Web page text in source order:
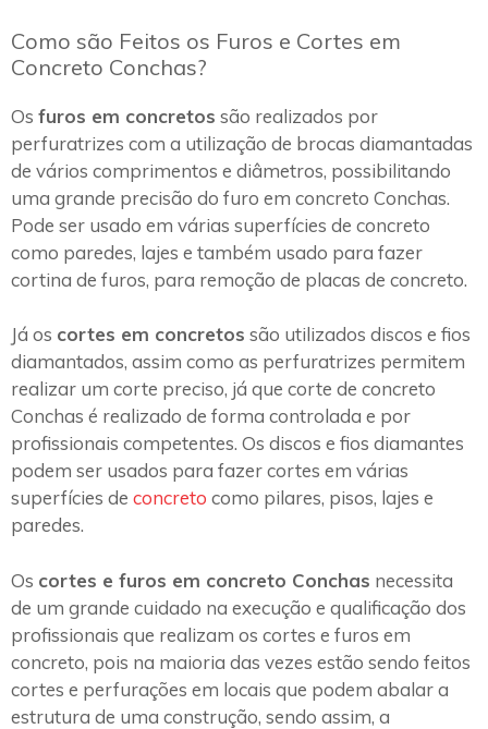
Como são Feitos os Furos e Cortes em
Concreto Conchas?
Os furos em concretos são realizados por
perfuratrizes com a utilização de brocas diamantadas
de vários comprimentos e diâmetros, possibilitando
uma grande precisão do furo em concreto Conchas.
Pode ser usado em várias superfícies de concreto
como paredes, lajes e também usado para fazer
cortina de furos, para remoção de placas de concreto.
Já os cortes em concretos são utilizados discos e fios
diamantados, assim como as perfuratrizes permitem
realizar um corte preciso, já que corte de concreto
Conchas é realizado de forma controlada e por
profissionais competentes. Os discos e fios diamantes
podem ser usados para fazer cortes em várias
superfícies de concreto como pilares, pisos, lajes e
paredes.
Os cortes e furos em concreto Conchas necessita
de um grande cuidado na execução e qualificação dos
profissionais que realizam os cortes e furos em
concreto, pois na maioria das vezes estão sendo feitos
cortes e perfurações em locais que podem abalar a
estrutura de uma construção, sendo assim, a